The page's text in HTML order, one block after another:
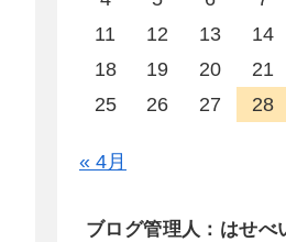
11
12 13 14
18
19 20 21
25
26 27 28
« 4月
ブログ管理人：はせべ